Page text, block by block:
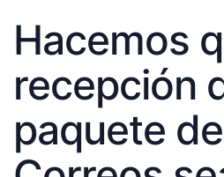
Hacemos
recepción
paquete de